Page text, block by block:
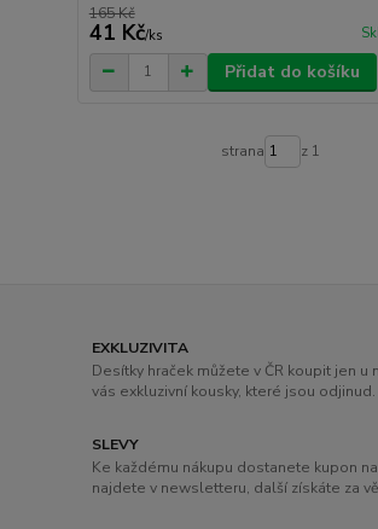
165 Kč
41 Kč/ks
Přidat do košíku
strana z 1
EXKLUZIVITA
Desítky hraček můžete v ČR koupit jen u
vás exkluzivní kousky, které jsou odjinud.
SLEVY
Ke každému nákupu dostanete kupon
najdete v newsletteru, další získáte za